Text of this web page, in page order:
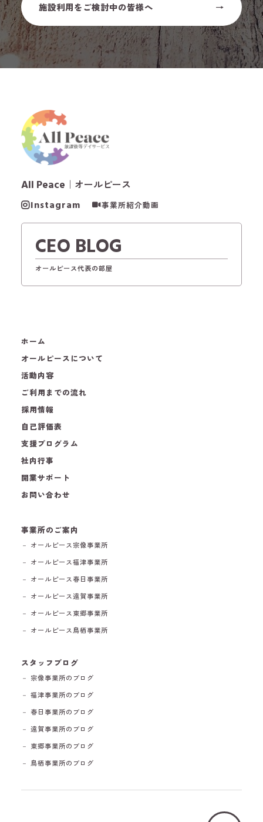
施設利用をご検討中の皆様へ
All Peace ｜オールピース
Instagram 事業所紹介動画
CEO BLOG
オールピース代表の部屋
ホーム
オールピースについて
活動内容
ご利用までの流れ
採用情報
自己評価表
支援プログラム
社内行事
開業サポート
お問い合わせ
事業所のご案内
－ オールピース宗像事業所
－ オールピース福津事業所
－ オールピース春日事業所
－ オールピース遠賀事業所
－ オールピース東郷事業所
－ オールピース鳥栖事業所
スタッフブログ
－ 宗像事業所のブログ
－ 福津事業所のブログ
－ 春日事業所のブログ
－ 遠賀事業所のブログ
－ 東郷事業所のブログ
－ 鳥栖事業所のブログ